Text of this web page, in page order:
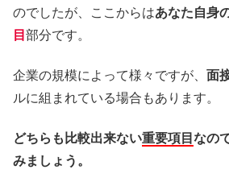
のでしたが、ここからはあなた自身
目 部分です。
企業の規模によって様々ですが、 面
ルに組まれている場合もあります。
どちらも比較出来ない重要項目 なの
みましょう。